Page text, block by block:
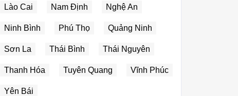
Lào Cai Nam Định Nghệ An
Ninh Bình Phú Thọ Quảng Ninh
Sơn La Thái Bình Thái Nguyên
Thanh Hóa Tuyên Quang Vĩnh Phúc
Yên Bái